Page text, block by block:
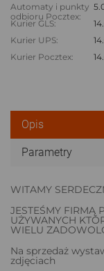
Automaty i punkty
odbioru Pocztex:
Kurier GLS:
Kurier UPS:
Kurier Pocztex:
Opis
Parametry
WITAMY
JESTEŚMY FIRMĄ
UŻYWANYCH
WIELU
Na sprzedaż
zdjęciach